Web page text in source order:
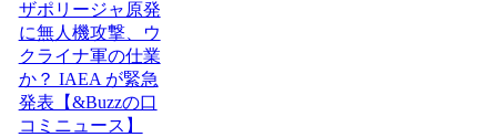
ザポリージャ原発
に無人機攻撃、ウ
クライナ軍の仕業
か？ IAEA が緊急
発表【&Buzzの口
コミニュース】